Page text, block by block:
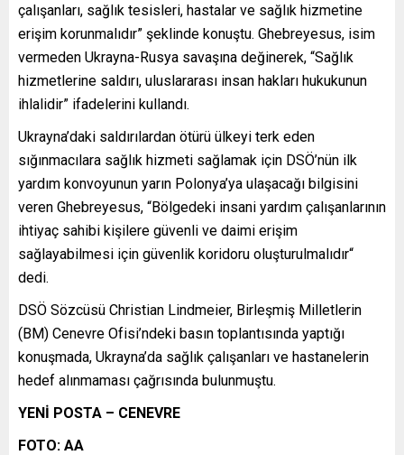
çalışanları, sağlık tesisleri, hastalar ve sağlık hizmetine
erişim korunmalıdır” şeklinde konuştu. Ghebreyesus, isim
vermeden Ukrayna-Rusya savaşına değinerek, “Sağlık
hizmetlerine saldırı, uluslararası insan hakları hukukunun
ihlalidir” ifadelerini kullandı.
Ukrayna’daki saldırılardan ötürü ülkeyi terk eden
sığınmacılara sağlık hizmeti sağlamak için DSÖ’nün ilk
yardım konvoyunun yarın Polonya’ya ulaşacağı bilgisini
veren Ghebreyesus, “Bölgedeki insani yardım çalışanlarının
ihtiyaç sahibi kişilere güvenli ve daimi erişim
sağlayabilmesi için güvenlik koridoru oluşturulmalıdır“
dedi.
DSÖ Sözcüsü Christian Lindmeier, Birleşmiş Milletlerin
(BM) Cenevre Ofisi’ndeki basın toplantısında yaptığı
konuşmada, Ukrayna’da sağlık çalışanları ve hastanelerin
hedef alınmaması çağrısında bulunmuştu.
YENİ POSTA – CENEVRE
FOTO: AA